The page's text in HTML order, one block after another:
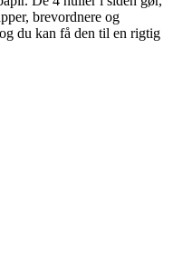
brevordnere og
du kan få den til en rigtig